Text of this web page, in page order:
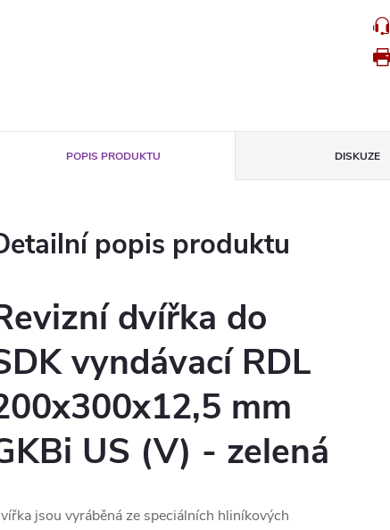
POPIS PRODUKTU DISKUZE
popis produktu
dvířka do
vyndávací RDL
mm
US (V) - zelená
jsou vyráběná ze speciálních hliníkových